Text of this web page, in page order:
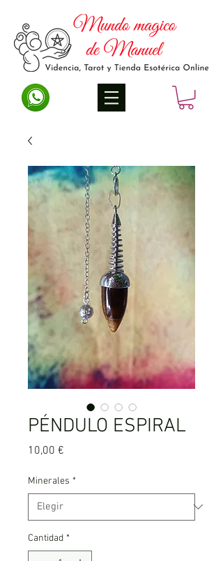
PÉNDULO ESPIRAL
10,00 €
Minerales *
Cantidad *